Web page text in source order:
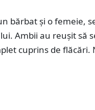
bărbat și o femeie,
Ambii au reușit să
cuprins de flăcări.